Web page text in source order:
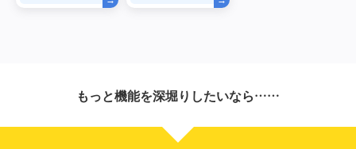
もっと機能を深堀りしたいなら……